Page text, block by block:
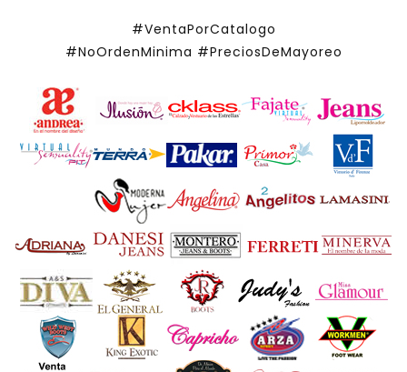
#VentaPorCatalogo
#NoOrdenMinima #PreciosDeMayoreo